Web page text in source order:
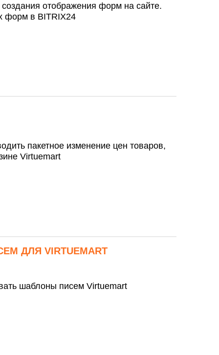
отображения форм на сайте.
форм в BITRIX24
пакетное изменение цен товаров,
Virtuemart
ДЛЯ VIRTUEMART
шаблоны писем Virtuemart